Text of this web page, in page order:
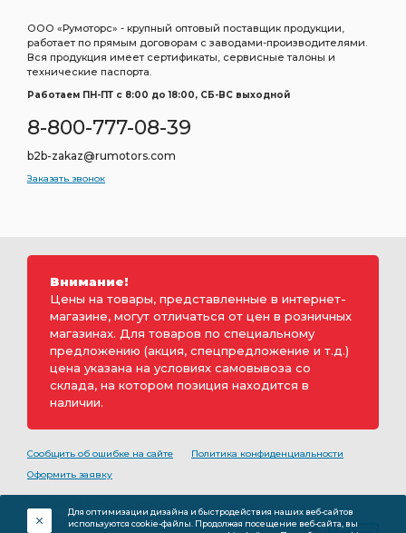
ООО «Румоторс» - крупный оптовый поставщик продукции,
работает по прямым договорам с заводами-производителями.
Вся продукция имеет сертификаты, сервисные талоны и
технические паспорта.
Работаем ПН-ПТ c 8:00 до 18:00, СБ-ВС выходной
8-800-777-08-39
b2b-zakaz@rumotors.com
Заказать звонок
Внимание!
Цены на товары, представленные в интернет-
магазине, могут отличаться от цен в розничных
магазинах. Для товаров по специальному
предложению (акция, спецпредложение и т.д.)
цена указана на условиях самовывоза со
склада, на котором позиция находится в
наличии.
Сообщить об ошибке на сайте
Политика конфиденциальности
Оформить заявку
обозначением ООО «РуМоторс». Все права на
разработку принадлежат ООО «Румоторс». Не является
Для оптимизации дизайна и быстродействия наших веб-сайтов
используются cookie-файлы. Продолжая посещение веб-сайта, вы